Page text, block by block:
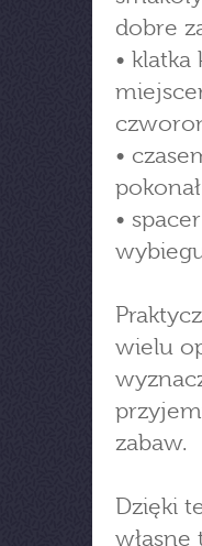
dobre
•
•
•
wielu
zabaw.
Dzięki